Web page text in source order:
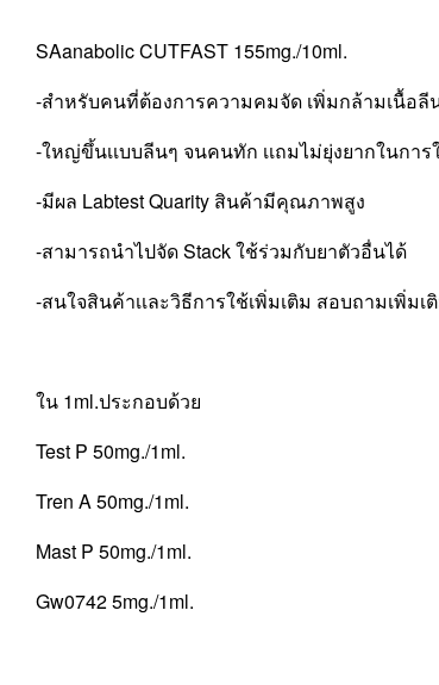
SAanabolic CUTFAST 155mg./10ml.
-สำหรับคนที่ต้องการความคมจัด เพิ่มกล้ามเนื้อลี
-ใหญ่ขึ้นเเบบลีนๆ จนคนทัก เเถมไม่ยุ่งยากในการ
-มีผล Labtest Quarity สินค้ามีคุณภาพสูง
-สามารถนำไปจัด Stack ใช้ร่วมกับยาตัวอื่นได้
-สนใจสินค้าเเละวิธีการใช้เพิ่มเติม สอบถามเพิ่มเ
ใน 1ml.ประกอบด้วย
Test P 50mg./1ml.
Tren A 50mg./1ml.
Mast P 50mg./1ml.
Gw0742 5mg./1ml.